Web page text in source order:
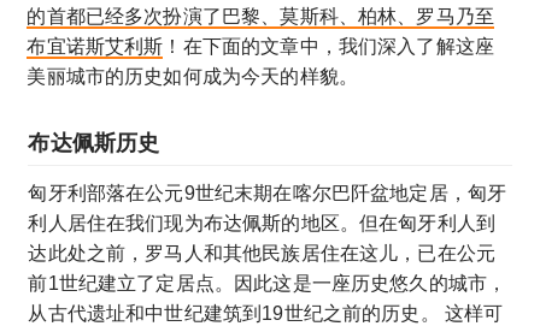
的首都已经多次扮演了巴黎、莫斯科、柏林、罗马乃至
布宜诺斯艾利斯 ！在下面的文章中，我们深入了解这座
美丽城市的历史如何成为今天的样貌。
布达佩斯历史
匈牙利部落在公元9世纪末期在喀尔巴阡盆地定居，匈牙
利人居住在我们现为布达佩斯的地区。但在匈牙利人到
达此处之前，罗马人和其他民族居住在这儿，已在公元
前1世纪建立了定居点。因此这是一座历史悠久的城市，
从古代遗址和中世纪建筑到19世纪之前的历史。 这样可